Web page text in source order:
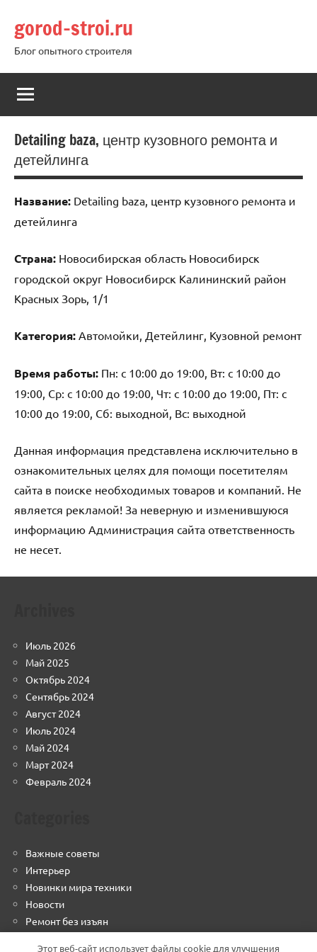
содержимому
gorod-stroi.ru
Блог опытного строителя
Detailing baza, центр кузовного ремонта и
детейлинга
Название: Detailing baza, центр кузовного ремонта и
детейлинга
Страна: Новосибирская область Новосибирск
городской округ Новосибирск Калининский район
Красных Зорь, 1/1
Категория: Автомойки, Детейлинг, Кузовной ремонт
Время работы: Пн: с 10:00 до 19:00, Вт: с 10:00 до
19:00, Ср: с 10:00 до 19:00, Чт: с 10:00 до 19:00, Пт: с
10:00 до 19:00, Сб: выходной, Вс: выходной
Данная информация представлена исключительно в
ознакомительных целях для помощи посетителям
сайта в поиске необходимых товаров и компаний. Не
является рекламой! За неверную и изменившуюся
информацию Администрация сайта ответственность
не несет.
Июль 2026
Май 2025
Октябрь 2024
Сентябрь 2024
Август 2024
Июль 2024
Май 2024
Март 2024
Февраль 2024
Важные советы
Интерьер
Новинки мира техники
Новости
Ремонт без изъян
Этот веб-сайт использует файлы cookie для улучшения